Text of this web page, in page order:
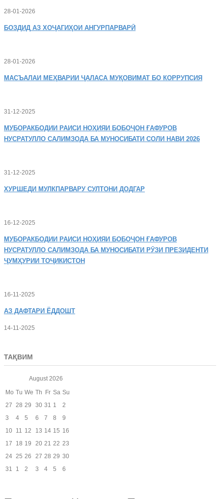
28-01-2026
БОЗДИД АЗ ХОҶАГИҲОИ АНГУРПАРВАРӢ
28-01-2026
МАСЪАЛАИ МЕҲВАРИИ ҶАЛАСА МУҚОВИМАТ БО КОРРУПСИЯ
31-12-2025
МУБОРАКБОДИИ РАИСИ НОҲИЯИ БОБОҶОН ҒАФУРОВ
НУСРАТУЛЛО САЛИМЗОДА БА МУНОСИБАТИ СОЛИ НАВИ 2026
31-12-2025
ХУРШЕДИ МУЛКПАРВАРУ СУЛТОНИ ДОДГАР
16-12-2025
МУБОРАКБОДИИ РАИСИ НОҲИЯИ БОБОҶОН ҒАФУРОВ
НУСРАТУЛЛО САЛИМЗОДА БА МУНОСИБАТИ РӮЗИ ПРЕЗИДЕНТИ
ҶУМҲУРИИ ТОҶИКИСТОН
16-11-2025
АЗ ДАФТАРИ ЁДДОШТ
14-11-2025
ТАҚВИМ
August 2026
Mo Tu We Th Fr Sa Su
27 28 29 30 31 1
2
3
4 5 6 7 8
9
10 11 12 13 14 15 16
17
18 19 20 21 22 23
24 25 26 27 28 29 30
31
1 2 3 4 5 6